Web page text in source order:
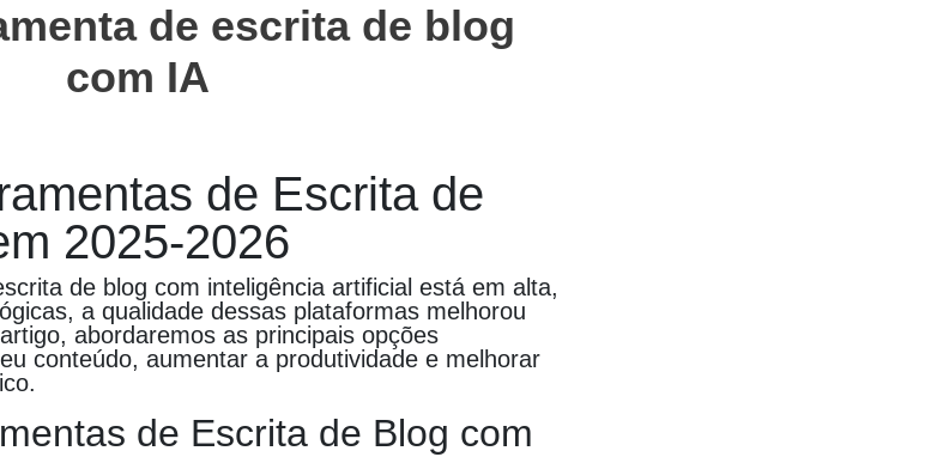
de escrita de blog
com IA
de Escrita de
2025-2026
de blog com inteligência artificial está em alta,
a qualidade dessas plataformas melhorou
abordaremos as principais opções
conteúdo, aumentar a produtividade e melhorar
de Escrita de Blog com